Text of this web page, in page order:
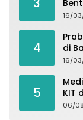
16/
4
di
16/
5
KIT
06/